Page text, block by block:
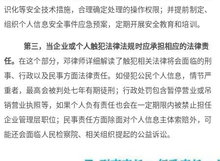
识化等安全技术措施，合理确定处理的操作权限；并提前制定、
组织个人信息安全事件应急预案，定期开展安全教育和培训。
第三，当企业或个人触犯法律法规时应承担相应的法律责
任。在这个部分，邓律师详细解读了触犯相关法律将会面临的刑
事、行政以及民事方面法律责任。如侵犯公民个人信息，情节严
重者，最高会被判处七年有期徒刑；行政处罚包含暂停营业或吊
销营业执照等，如果个人负有责任也会在一定期限内被禁止担任
企业管理层职位；民事责任方面除面对个人信息主体索赔外，可
能还会面临人民检察院、相关组织提起的公益诉讼。